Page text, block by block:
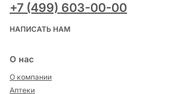
+7 (499) 603-00-00
НАПИСАТЬ НАМ
О нас
О компании
Аптеки